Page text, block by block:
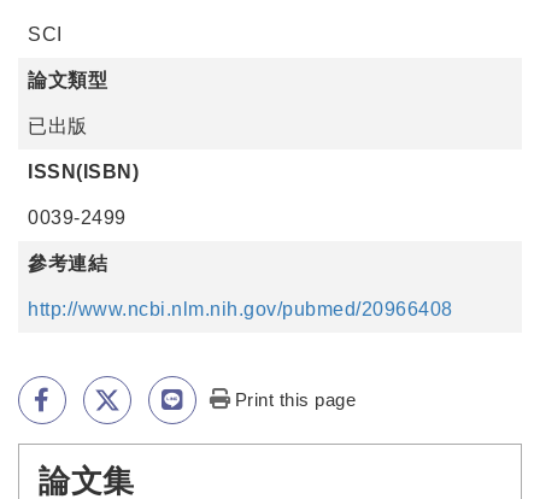
SCI
論文類型
已出版
ISSN(ISBN)
0039-2499
參考連結
http://www.ncbi.nlm.nih.gov/pubmed/20966408
Print this page
論文集